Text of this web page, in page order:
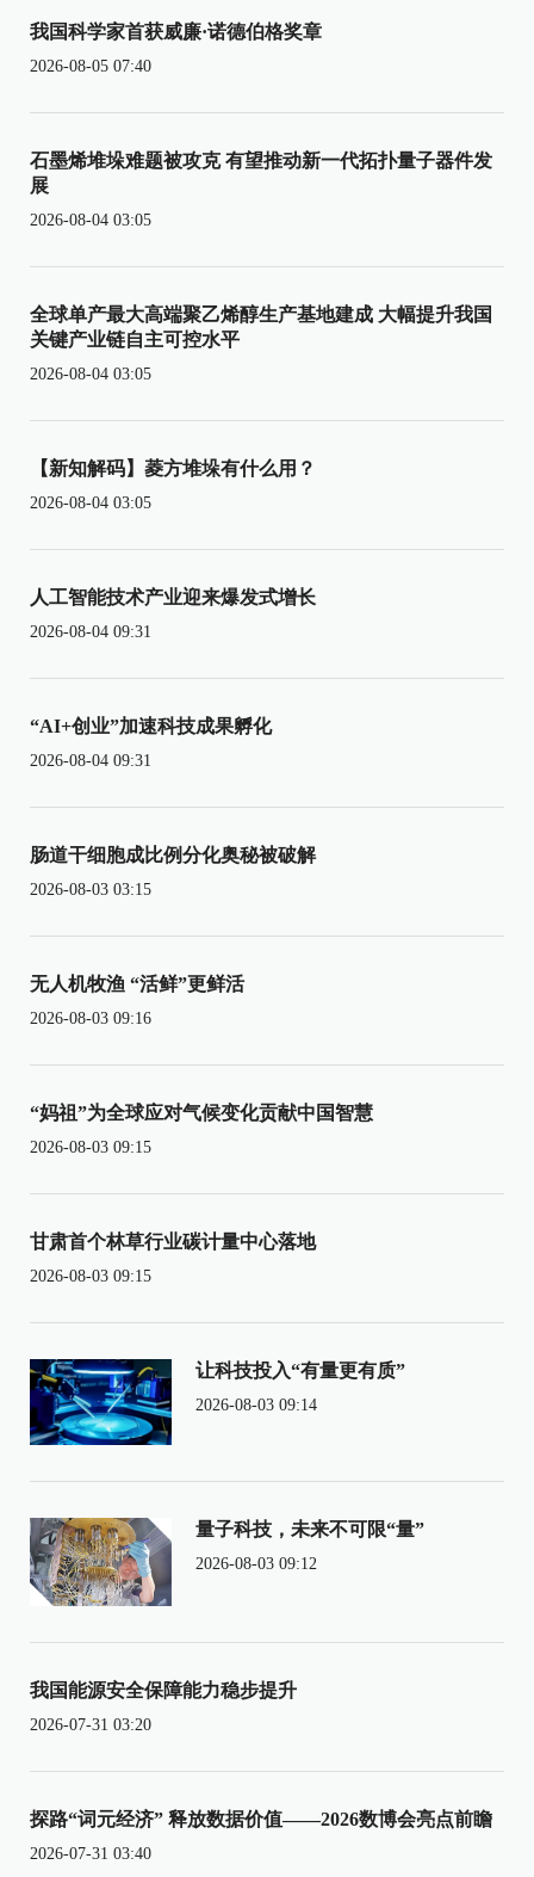
我国科学家首获威廉·诺德伯格奖章
2026-08-05 07:40
石墨烯堆垛难题被攻克 有望推动新一代拓扑量子器件发
展
2026-08-04 03:05
全球单产最大高端聚乙烯醇生产基地建成 大幅提升我国
关键产业链自主可控水平
2026-08-04 03:05
【新知解码】菱方堆垛有什么用？
2026-08-04 03:05
人工智能技术产业迎来爆发式增长
2026-08-04 09:31
“AI+创业”加速科技成果孵化
2026-08-04 09:31
肠道干细胞成比例分化奥秘被破解
2026-08-03 03:15
无人机牧渔 “活鲜”更鲜活
2026-08-03 09:16
“妈祖”为全球应对气候变化贡献中国智慧
2026-08-03 09:15
甘肃首个林草行业碳计量中心落地
2026-08-03 09:15
让科技投入“有量更有质”
2026-08-03 09:14
量子科技，未来不可限“量”
2026-08-03 09:12
我国能源安全保障能力稳步提升
2026-07-31 03:20
探路“词元经济” 释放数据价值——2026数博会亮点前瞻
2026-07-31 03:40